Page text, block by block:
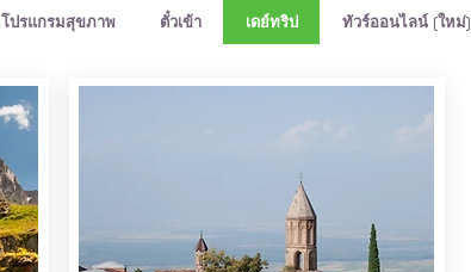
โปรแกรมสุขภาพ ตั๋วเข้า เดย์ทริป ทัวร์ออนไลน์ (ใหม่)